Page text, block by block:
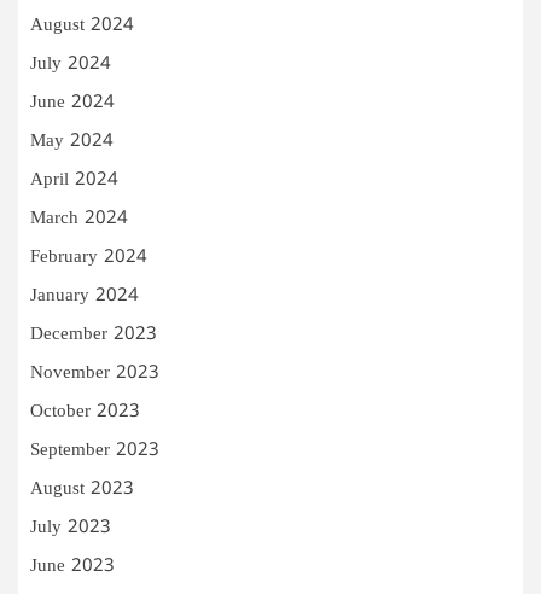
August 2024
July 2024
June 2024
May 2024
April 2024
March 2024
February 2024
January 2024
December 2023
November 2023
October 2023
September 2023
August 2023
July 2023
June 2023